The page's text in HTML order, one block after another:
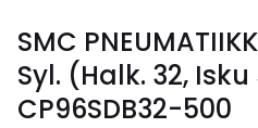
SMC
Syl. (Halk. 32,
CP96SDB32-500